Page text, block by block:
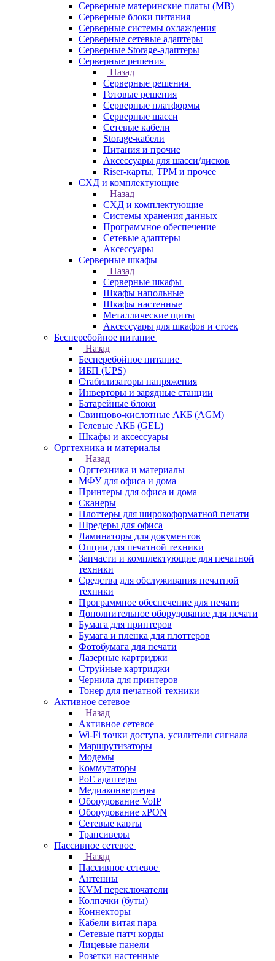
Серверные материнские платы (MB)
Серверные блоки питания
Серверные системы охлаждения
Серверные сетевые адаптеры
Серверные Storage-адаптеры
Серверные решения
Назад
Серверные решения
Готовые решения
Серверные платформы
Серверные шасси
Сетевые кабели
Storage-кабели
Питания и прочие
Аксессуары для шасси/дисков
Riser-карты, TPM и прочее
СХД и комплектующие
Назад
СХД и комплектующие
Системы хранения данных
Программное обеспечение
Сетевые адаптеры
Аксессуары
Серверные шкафы
Назад
Серверные шкафы
Шкафы напольные
Шкафы настенные
Металлические щиты
Аксессуары для шкафов и стоек
Бесперебойное питание
Назад
Бесперебойное питание
ИБП (UPS)
Стабилизаторы напряжения
Инверторы и зарядные станции
Батарейные блоки
Свинцово-кислотные АКБ (AGM)
Гелевые АКБ (GEL)
Шкафы и аксессуары
Оргтехника и материалы
Назад
Оргтехника и материалы
МФУ для офиса и дома
Принтеры для офиса и дома
Сканеры
Плоттеры для широкоформатной печати
Шредеры для офиса
Ламинаторы для документов
Опции для печатной техники
Запчасти и комплектующие для печатной
техники
Средства для обслуживания печатной
техники
Программное обеспечение для печати
Дополнительное оборудование для печати
Бумага для принтеров
Бумага и пленка для плоттеров
Фотобумага для печати
Лазерные картриджи
Струйные картриджи
Чернила для принтеров
Тонер для печатной техники
Активное сетевое
Назад
Активное сетевое
Wi-Fi точки доступа, усилители сигнала
Маршрутизаторы
Модемы
Коммутаторы
PoE адаптеры
Медиаконвертеры
Оборудование VoIP
Оборудование xPON
Сетевые карты
Трансиверы
Пассивное сетевое
Назад
Пассивное сетевое
Антенны
KVM переключатели
Колпачки (буты)
Коннекторы
Кабели витая пара
Сетевые патч корды
Лицевые панели
Розетки настенные